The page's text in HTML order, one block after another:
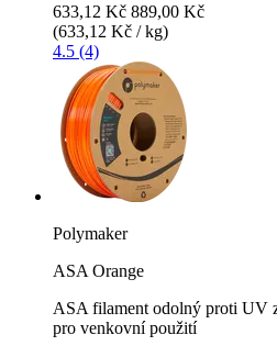
633,12 Kč 889,00 Kč
(633,12 Kč / kg)
4.5 (4)
Polymaker
ASA Orange
ASA filament odolný proti UV
pro venkovní použití